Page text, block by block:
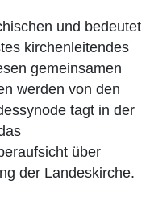
und bedeutet
kirchenleitendes
gemeinsamen
werden von den
tagt in der
über
der Landeskirche.